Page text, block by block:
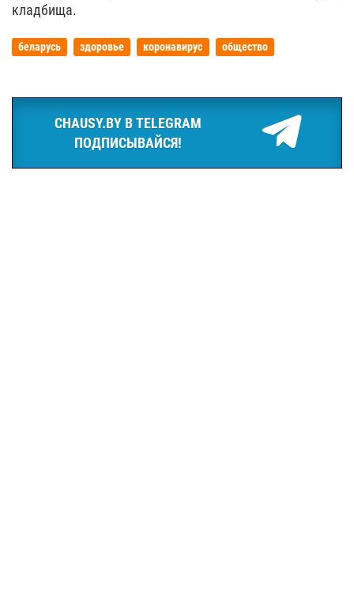
кладбища.
беларусь здоровье коронавирус общество
CHAUSY.BY В TELEGRAM
ПОДПИСЫВАЙСЯ!